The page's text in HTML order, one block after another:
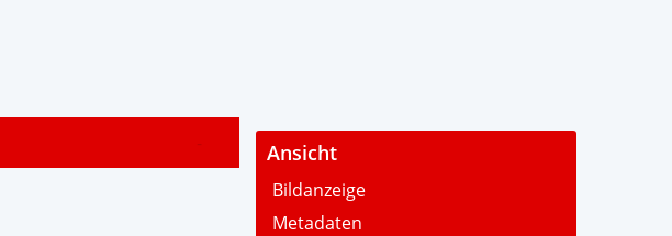
- Ansicht
Bildanzeige
Metadaten